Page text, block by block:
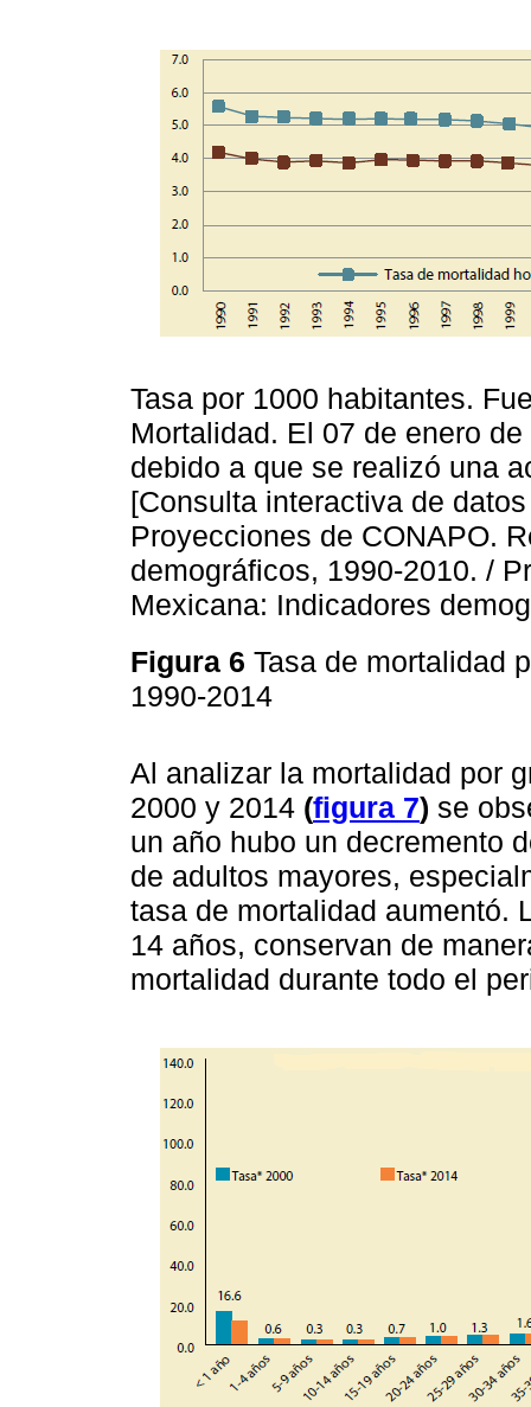
Tasa por 1000 habitantes.
Mortalidad. El 07 de enero
debido a que se realizó una
[Consulta interactiva de
Proyecciones de CONAPO.
demográficos, 1990-2010. /
Mexicana: Indicadores
Figura 6 Tasa de mortalidad
1990-2014
Al analizar la mortalidad por
2000 y 2014 (figura 7) se
un año hubo un decremento
de adultos mayores,
tasa de mortalidad aumentó.
14 años, conservan de
mortalidad durante todo el